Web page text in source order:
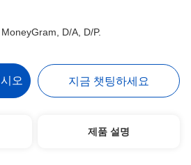
D/A, D/P.
오 지금 챗팅하세요
제품 설명